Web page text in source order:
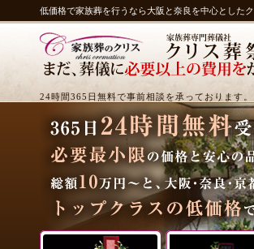
低価格で家族葬を行うなら大阪と奈良を中心とした
24時間365日無料で事前相談を承っております。